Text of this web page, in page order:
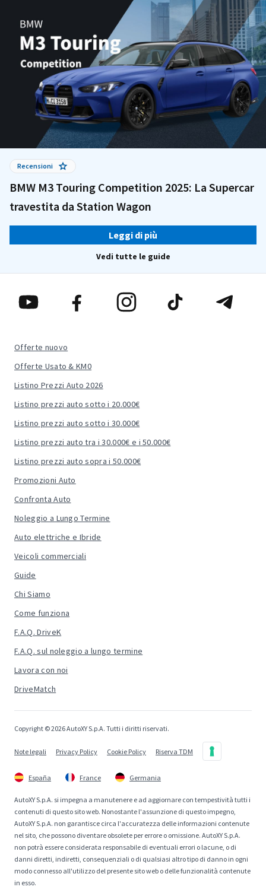
Recensioni
BMW M3 Touring Competition 2025: La Supercar
travestita da Station Wagon
Leggi di più
Vedi tutte le guide
Offerte nuovo
Offerte Usato & KM0
Listino Prezzi Auto 2026
Listino prezzi auto sotto i 20.000€
Listino prezzi auto sotto i 30.000€
Listino prezzi auto tra i 30.000€ e i 50.000€
Listino prezzi auto sopra i 50.000€
Promozioni Auto
Confronta Auto
Noleggio a Lungo Termine
Auto elettriche e Ibride
Veicoli commerciali
Guide
Chi Siamo
Come funziona
F.A.Q. DriveK
F.A.Q. sul noleggio a lungo termine
Lavora con noi
DriveMatch
Copyright © 2026 AutoXY S.p.A. Tutti i diritti riservati.
Note legali Privacy Policy Cookie Policy Riserva TDM
España France Germania
AutoXY S.p.A. si impegna a manutenere e ad aggiornare con tempestività tutti i
contenuti di questo sito web. Nonostante l'assunzione di questo impegno,
AutoXY S.p.A. non garantisce circa l'accuratezza delle informazioni contenute
nel sito, che possono diventare obsolete per errore o omissione. AutoXY S.p.A.
non potrà essere considerata responsabile di eventuali errori o lacune, o di
danni diretti, indiretti, consequenziali o di qualsiasi altro tipo di danno in ogni
modo connesso all'utilizzo del presente sito web o delle funzionalità contenute
in esso.